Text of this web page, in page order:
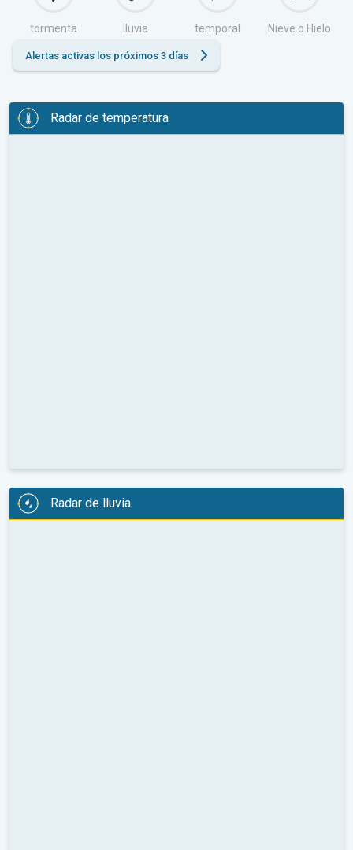
tormenta lluvia temporal Nieve o Hielo
Alertas activas los próximos 3 días
Radar de temperatura
Radar de lluvia